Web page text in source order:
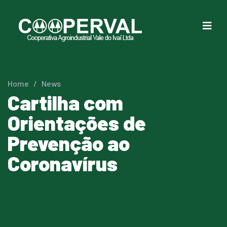
Home / News
Cartilha com
Orientações de
Prevenção ao
Coronavírus